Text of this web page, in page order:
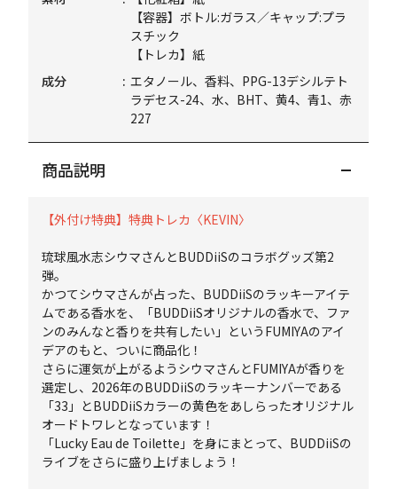
【容器】ボトル:ガラス／キャップ:プラ
スチック
【トレカ】紙
成分
エタノール、香料、PPG-13デシルテト
ラデセス-24、水、BHT、黄4、青1、赤
227
商品説明
【外付け特典】特典トレカ〈KEVIN〉
琉球風水志シウマさんとBUDDiiSのコラボグッズ第2
弾。
かつてシウマさんが占った、BUDDiiSのラッキーアイテ
ムである香水を、「BUDDiiSオリジナルの香水で、ファ
ンのみんなと香りを共有したい」というFUMIYAのアイ
デアのもと、ついに商品化！
さらに運気が上がるようシウマさんとFUMIYAが香りを
選定し、2026年のBUDDiiSのラッキーナンバーである
「33」とBUDDiiSカラーの黄色をあしらったオリジナル
オードトワレとなっています！
「Lucky Eau de Toilette」を身にまとって、BUDDiiSの
ライブをさらに盛り上げましょう！